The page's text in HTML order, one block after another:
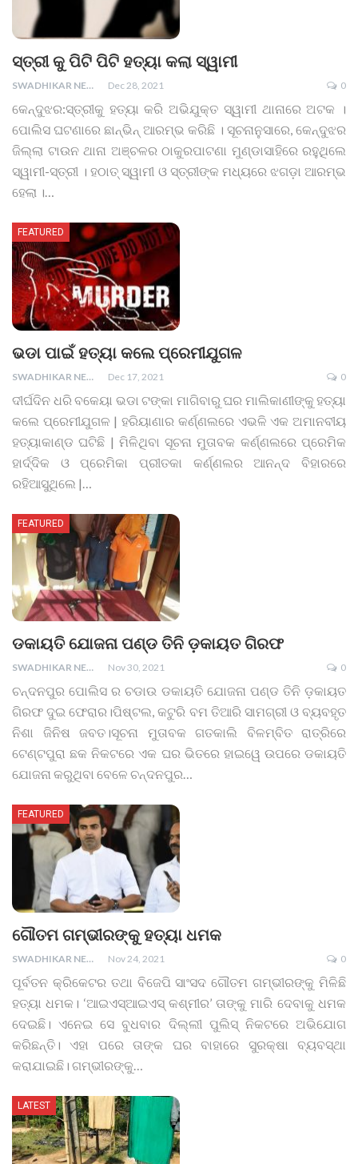
ସ୍ତ୍ରୀ କୁ ପିଟି ପିଟି ହତ୍ୟା କଲା ସ୍ୱାମୀ
SWADHIKAR NEWS Dec 28, 2021 0
କେନ୍ଦୁଝର:ସ୍ତ୍ରୀକୁ ହତ୍ୟା କରି ଅଭିଯୁକ୍ତ ସ୍ୱାମୀ ଥାନାରେ ଅଟକ ।
ପୋଲିସ ଘଟଣାରେ ଛାନ୍ଭିନ୍ ଆରମ୍ଭ କରିଛି । ସୂଚନାନୁସାରେ, କେନ୍ଦୁଝର
ଜିଲ୍ଲା ଟାଉନ ଥାନା ଅଞ୍ଚଳର ଠାକୁରପାଟଣା ମୁଣ୍ଡାସାହିରେ ରହୁଥିଲେ
ସ୍ୱାମୀ-ସ୍ତ୍ରୀ । ହଠାତ୍ ସ୍ୱାମୀ ଓ ସ୍ତ୍ରୀଙ୍କ ମଧ୍ୟରେ ଝଗଡ଼ା ଆରମ୍ଭ
ହେଲା ।…
FEATURED
ଭଡା ପାଇଁ ହତ୍ୟା କଲେ ପ୍ରେମୀଯୁଗଳ
SWADHIKAR NEWS Dec 17, 2021 0
ଦୀର୍ଘଦିନ ଧରି ବକେୟା ଭଡା ଟଙ୍କା ମାଗିବାରୁ ଘର ମାଲିକାଣୀଙ୍କୁ ହତ୍ୟା
କଲେ ପ୍ରେମୀଯୁଗଳ | ହରିୟାଣାର କର୍ଣ୍ଣଲରେ ଏଭଳି ଏକ ଅମାନବୀୟ
ହତ୍ୟାକାଣ୍ଡ ଘଟିଛି | ମିଳିଥିବା ସୂଚନା ମୁତାବକ କର୍ଣ୍ଣଲରେ ପ୍ରେମିକ
ହାର୍ଦ୍ଦିକ ଓ ପ୍ରେମିକା ପ୍ରୀତକା କର୍ଣ୍ଣଲର ଆନନ୍ଦ ବିହାରରେ
ରହିଆସୁଥିଲେ |
FEATURED
ଡକାୟତି ଯୋଜନା ପଣ୍ଡ ତିନି ଡ଼କାୟତ ଗିରଫ
SWADHIKAR NEWS Nov 30, 2021 0
ଚନ୍ଦନପୁର ପୋଲିସ ର ଚଡାଉ ଡକାୟତି ଯୋଜନା ପଣ୍ଡ ତିନି ଡ଼କାୟତ
ଗିରଫ ଦୁଇ ଫେରାର।ପିଷ୍ଟଲ, କଟୁରି ବମ ତିଆରି ସାମଗ୍ରୀ ଓ ବ୍ୟବହୃତ
ନିଶା ଜିନିଷ ଜବତ।ସୂଚନା ମୁତାବକ ଗତକାଲି ବିଳମ୍ବିତ ରାତ୍ରିରେ
ଟେଣ୍ଟପୁରା ଛକ ନିକଟରେ ଏକ ଘର ଭିତରେ ହାଇୱେ ଉପରେ ଡକାୟତି
ଯୋଜନା କରୁଥିବା ବେଳେ ଚନ୍ଦନପୁର…
FEATURED
ଗୌତମ ଗମ୍ଭୀରଙ୍କୁ ହତ୍ୟା ଧମକ
SWADHIKAR NEWS Nov 24, 2021 0
ପୂର୍ବତନ କ୍ରିକେଟର ତଥା ବିଜେପି ସାଂସଦ ଗୌତମ ଗମ୍ଭୀରଙ୍କୁ ମିଳିଛି
ହତ୍ୟା ଧମକ। ‘ଆଇଏସ୍‌ଆଇଏସ୍‌ କଶ୍ମୀର’ ତାଙ୍କୁ ମାରି ଦେବାକୁ ଧମକ
ଦେଇଛି। ଏନେଇ ସେ ବୁଧବାର ଦିଲ୍ଲୀ ପୁଲିସ୍ ନିକଟରେ ଅଭିଯୋଗ
କରିଛନ୍ତି। ଏହା ପରେ ତାଙ୍କ ଘର ବାହାରେ ସୁରକ୍ଷା ବ୍ୟବସ୍ଥା
କରାଯାଇଛି। ଗମ୍ଭୀରଙ୍କୁ
LATEST